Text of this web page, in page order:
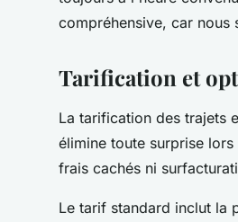
compréhensive, car nous
Tarification et
La tarification des trajets
élimine toute surprise
frais cachés ni
Le tarif standard inclut la